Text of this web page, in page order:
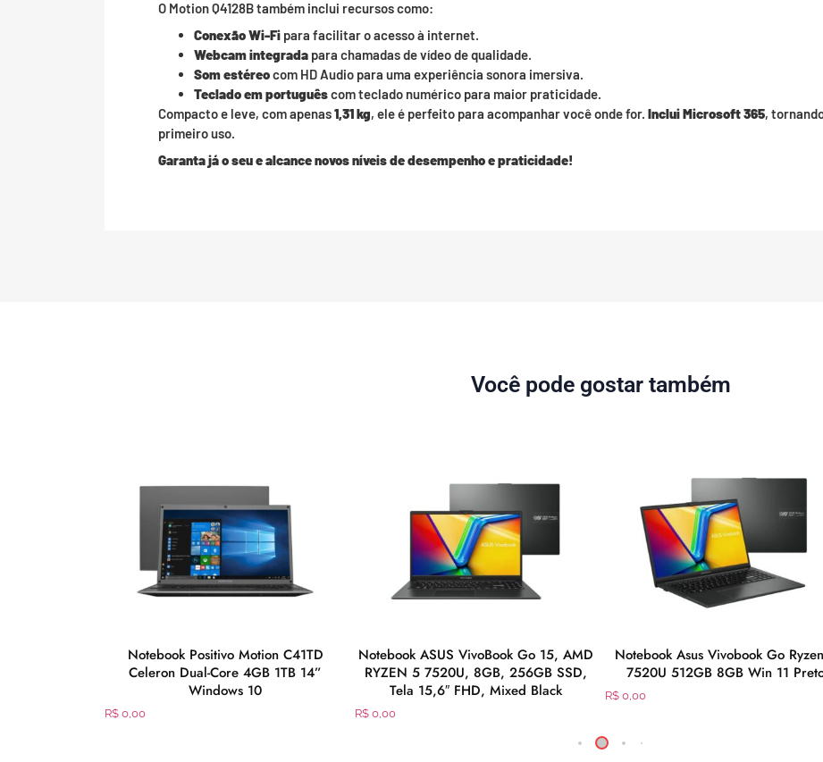
O Motion Q4128B também inclui recursos como:
Conexão Wi-Fi para facilitar o acesso à internet.
Webcam integrada para chamadas de vídeo de qualidade.
Som estéreocom HD Audio para uma experiência sonora imersiva.
Teclado em portuguêscom teclado numérico para maior praticidade.
Compacto e leve, com apenas1,31 kg, ele é perfeito para acompanhar você onde for. Inclui Microsoft 365,
primeiro uso.
Garanta já o seu e alcance novos níveis de desempenho e praticidade!
Você pode gostar também
Notebook Positivo Motion C41TD
Celeron Dual-Core 4GB 1TB 14”
Windows 10
R$ 0,00
Notebook ASUS VivoBook Go 15, AMD
RYZEN 5 7520U, 8GB, 256GB SSD,
Tela 15,6″ FHD, Mixed Black
R$ 0,00
Notebook Asus Vivobook Go
7520U 512GB 8GB Win 11
R$ 0,00